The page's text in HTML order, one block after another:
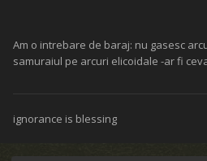
Am o intrebare de baraj: nu gasesc
samuraiul pe arcuri elicoidale -ar fi
ignorance is blessing